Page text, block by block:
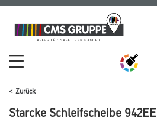
Zum
Inhalt
Zum
Navigationsmenü
Zurück
Starcke Schleifscheibe 942EE